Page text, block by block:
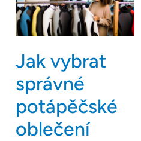
Jak vybrat
správné
potápěčské
oblečení